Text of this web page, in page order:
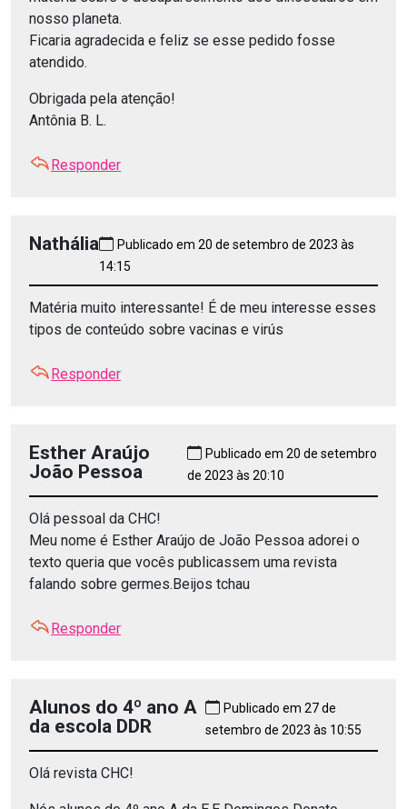
nosso planeta.
Ficaria agradecida e feliz se esse pedido fosse
atendido.
Obrigada pela atenção!
Antônia B. L.
Responder
Nathália
Publicado em 20 de setembro de 2023 às
14:15
Matéria muito interessante! É de meu interesse esses
tipos de conteúdo sobre vacinas e virús
Responder
Esther Araújo
João Pessoa
Publicado em 20 de setembro
de 2023 às 20:10
Olá pessoal da CHC!
Meu nome é Esther Araújo de João Pessoa adorei o
texto queria que vocês publicassem uma revista
falando sobre germes.Beijos tchau
Responder
Alunos do 4º ano A
da escola DDR
Publicado em 27 de
setembro de 2023 às 10:55
Olá revista CHC!